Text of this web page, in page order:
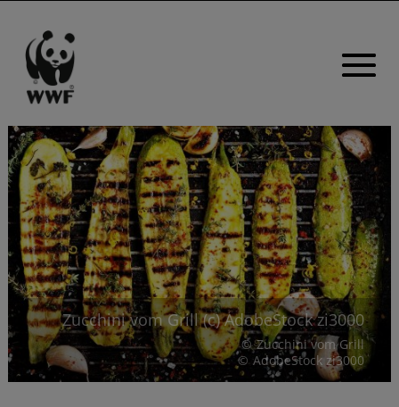
Zucchini vom Grill (c) AdobeStock zi3000
Zucchini vom Grill
AdobeStock zi3000